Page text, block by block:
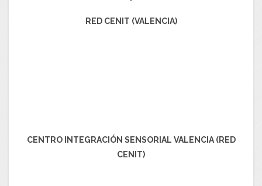
RED CENIT (VALENCIA)
CENTRO INTEGRACIÓN SENSORIAL VALENCIA (RED
CENIT)